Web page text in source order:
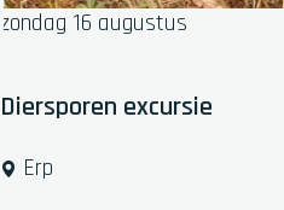
a
d
o
c
k
r
e
d
m
Diersporen excursie
D
zondag 16 augustus
Erp